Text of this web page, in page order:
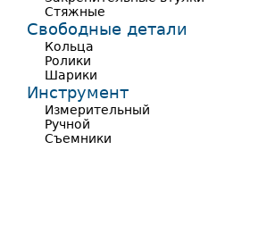
Стяжные
Свободные детали
Кольца
Ролики
Шарики
Инструмент
Измерительный
Ручной
Съемники